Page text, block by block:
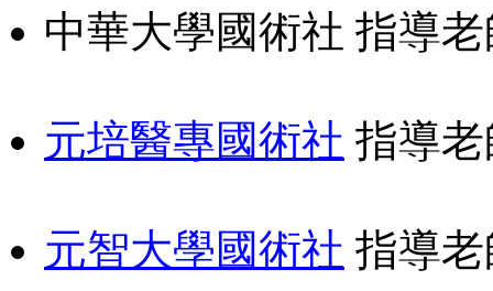
中華大學國術社 指導
元培醫專國術社 指導
元智大學國術社 指導